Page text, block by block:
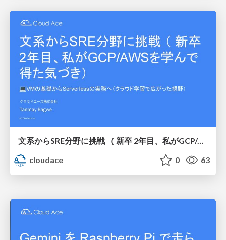
文系からSRE分野に挑戦 （ 新卒 2年目、私がGCP/AWSを学んで 得た気づき）
cloudace
0 63